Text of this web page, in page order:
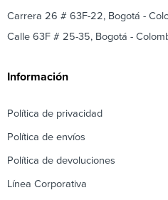
Carrera 26 # 63F-22, Bogotá -
Calle 63F # 25-35, Bogotá -
Información
Política de privacidad
Política de envíos
Política de devoluciones
Línea Corporativa